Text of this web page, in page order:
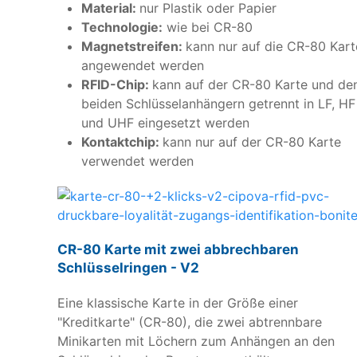
Material: nur Plastik oder Papier
Technologie: wie bei CR-80
Magnetstreifen: kann nur auf die CR-80
angewendet werden
RFID-Chip: kann auf der CR-80 Karte und
beiden Schlüsselanhängern getrennt in LF, HF
und UHF eingesetzt werden
Kontaktchip: kann nur auf der CR-80 Karte
verwendet werden
CR-80 Karte mit zwei abbrechbaren
Schlüsselringen - V2
Eine klassische Karte in der Größe einer
"Kreditkarte" (CR-80), die zwei abtrennbare
Minikarten mit Löchern zum Anhängen an den